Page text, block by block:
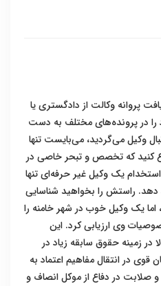
پروانه وکالت از دادگستری یا
را در پرونده‌های مختلف به دست
وکیل می‌گردید، می‌بایست تنها
کنید که تخصص و تبحر خاصی در
یک وکیل غیر حرفه‌ای تنها
دهد. راستش را بخواهید شناسایی
یک وکیل خوب در شهر خامنه را
وی ارزیابی کرد. این
زمینه حقوق سابقه زیاد در
در انتقال مفاهیم اعتماد به
در دفاع از موکل انصاف و